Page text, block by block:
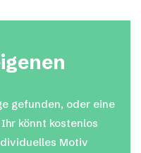
gefunden, oder eine
könnt kostenlos
Motiv